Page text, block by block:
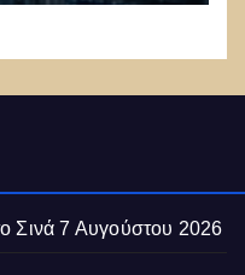
Σινά 7 Αυγούστου 2026